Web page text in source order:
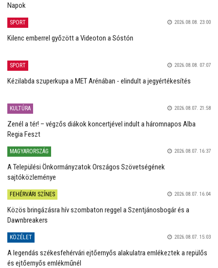
Napok
SPORT 2026.08.08. 23:00
Kilenc emberrel győzött a Videoton a Sóstón
SPORT 2026.08.08. 07:07
Kézilabda szuperkupa a MET Arénában - elindult a jegyértékesítés
KULTÚRA 2026.08.07. 21:58
Zenél a tér! – végzős diákok koncertjével indult a háromnapos Alba
Regia Feszt
MAGYARORSZÁG 2026.08.07. 16:37
A Települési Önkormányzatok Országos Szövetségének
sajtóközleménye
FEHÉRVÁRI SZÍNES 2026.08.07. 16:04
Közös bringázásra hív szombaton reggel a Szentjánosbogár és a
Dawnbreakers
KÖZÉLET 2026.08.07. 15:03
A legendás székesfehérvári ejtőernyős alakulatra emlékeztek a repülős
és ejtőernyős emlékműnél